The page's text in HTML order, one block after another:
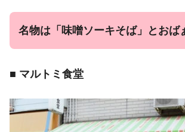
名物は「味噌ソーキそば」とおば
■ マルトミ食堂